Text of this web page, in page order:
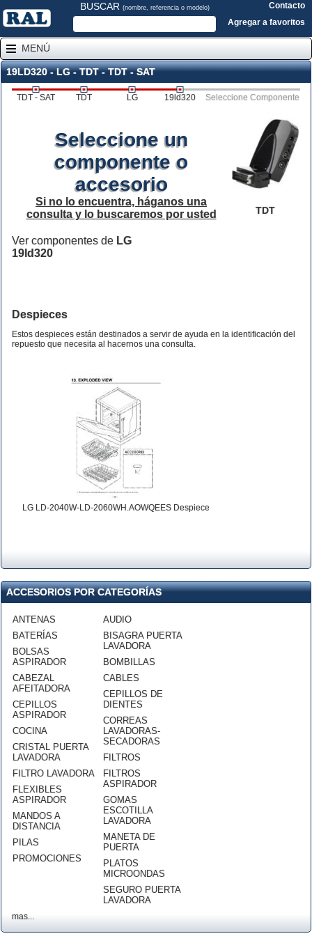
BUSCAR (nombre, referencia o modelo)
Contacto
Agregar a favoritos
MENÚ
19LD320 - LG - TDT - TDT - SAT
TDT - SAT TDT LG 19ld320 Seleccione Componente
TDT
Seleccione un
componente o
accesorio
Si no lo encuentra, háganos una
consulta y lo buscaremos por usted
Ver componentes de LG
19ld320
Despieces
Estos despieces están destinados a servir de ayuda en la identificación del
repuesto que necesita al hacernos una consulta.
LG LD-2040W-LD-2060WH.AOWQEES Despiece
ACCESORIOS POR CATEGORÍAS
ANTENAS
BATERÍAS
BOLSAS
ASPIRADOR
CABEZAL
AFEITADORA
CEPILLOS
ASPIRADOR
COCINA
CRISTAL PUERTA
LAVADORA
FILTRO LAVADORA
FLEXIBLES
ASPIRADOR
MANDOS A
DISTANCIA
PILAS
PROMOCIONES
AUDIO
BISAGRA PUERTA
LAVADORA
BOMBILLAS
CABLES
CEPILLOS DE
DIENTES
CORREAS
LAVADORAS-
SECADORAS
FILTROS
FILTROS
ASPIRADOR
GOMAS
ESCOTILLA
LAVADORA
MANETA DE
PUERTA
PLATOS
MICROONDAS
SEGURO PUERTA
LAVADORA
mas...